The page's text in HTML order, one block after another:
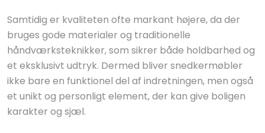
Samtidig er kvaliteten ofte markant højere, da der
bruges gode materialer og traditionelle
håndværksteknikker, som sikrer både holdbarhed og
et eksklusivt udtryk. Dermed bliver snedkermøbler
ikke bare en funktionel del af indretningen, men også
et unikt og personligt element, der kan give boligen
karakter og sjæl.